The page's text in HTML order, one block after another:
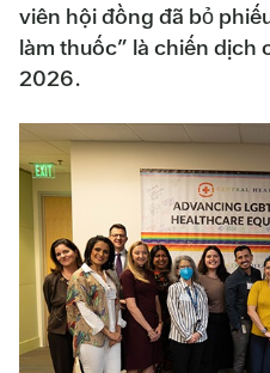
viên hội đồng đã bỏ
làm thuốc” là chiến
2026.